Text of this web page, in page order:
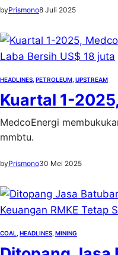
byPrismono8 Juli 2025
HEADLINES PETROLEUM UPSTREAM
Kuartal 1-
MedcoEnergi
mmbtu.
byPrismono30 Mei 2025
COAL HEADLINES MINING